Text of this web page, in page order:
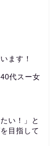
ます！
代スー女
い！」と
目指して